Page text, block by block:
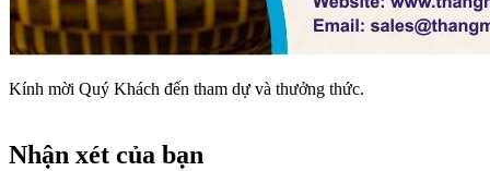
Kính mời Quý Khách đến tham dự và thưởng thức.
Nhận xét của bạn